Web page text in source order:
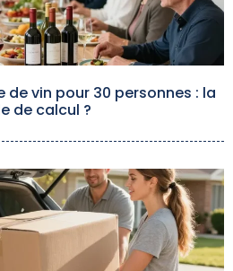
vin pour 30 personnes : la
de calcul ?